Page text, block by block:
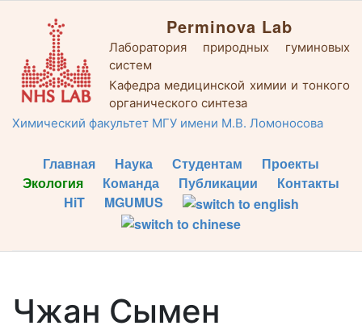
Perminova Lab
Лаборатория природных гуминовых
систем
Кафедра медицинской химии и тонкого
органического синтеза
Химический факультет МГУ имени М.В. Ломоносова
Главная Наука Студентам
Проекты
Экология
Команда Публикации
Контакты
HiT
MGUMUS
Чжан Сымен